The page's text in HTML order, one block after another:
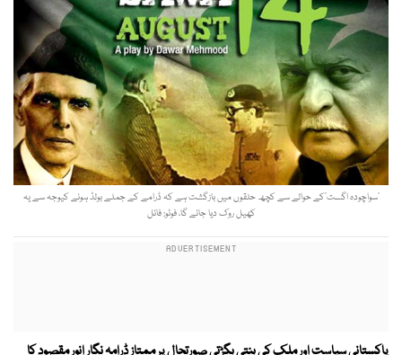
’سواچودہ اگست‘کے حوالے سے کچھ حلقوں میں بازگشت ہے کہ ڈرامے کے جملے بولڈ ہونے کیوجہ سے یہ
کھیل روک دیا جائے گا، فوٹو: فائل